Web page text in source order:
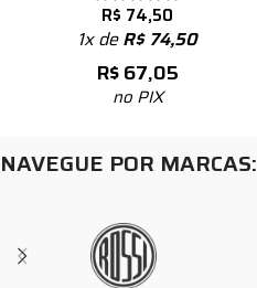
R$ 74,50
1x deR$74,50
R$67,05
no PIX
NAVEGUE POR MARCAS: